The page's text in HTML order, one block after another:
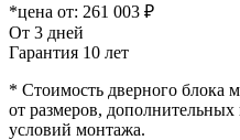
*цена от: 261 003 ₽
От 3 дней
Гарантия 10 лет
* Стоимость дверного блока
от размеров,
условий монтажа.